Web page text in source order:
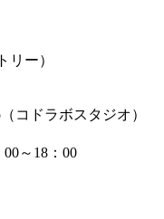
リー）
コドラボスタジオ）
～18：00